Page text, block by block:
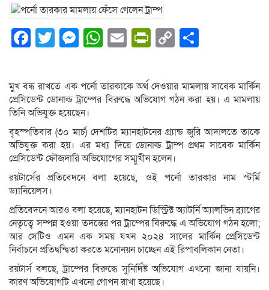
Facebook
Twitter
Messenger
WhatsApp
EmailPrintFriendly
Copy
মুখ বন্ধ রাখতে এক পর্নো তারকাকে অর্থ দেওয়ার মামলায় সাবেক মার্কিন
প্রেসিডেন্ট ডোনাল্ড ট্রাম্পের বিরুদ্ধে অভিযোগ গঠন করা হয়। এ মামলায়
তিনি অভিযুক্ত হয়েছেন।
বৃহস্পতিবার (৩০ মার্চ) দেশটির ম্যানহাটনের গ্র্যান্ড জুরি আদালতে তাকে
অভিযুক্ত করা হয়। এর মধ্য দিয়ে ডোনাল্ড ট্রাম্প প্রথম সাবেক মার্কিন
প্রেসিডেন্ট ফৌজদারি অভিযোগের সম্মুখীন হলেন।
রয়টার্সের প্রতিবেদনে বলা হয়েছে, ওই পর্নো তারকার নাম স্টর্মি
ড্যানিয়েলস।
প্রতিবেদনে আরও বলা হয়েছে, ম্যানহাটন ডিস্ট্রিক্ট অ্যাটর্নি অ্যালভিন ব্র্যাগের
নেতৃত্বে সম্পন্ন হওয়া তদন্তের পর ট্রাম্পের বিরুদ্ধে এ অভিযোগ গঠন হলো;
আর সেটিও এমন এক সময় যখন ২০২৪ সালের মার্কিন প্রেসিডেন্ট
নির্বাচনে প্রতিদ্বন্দ্বিতা করতে মনোনয়ন চাচ্ছেন এই রিপাবলিকান নেতা।
রয়টার্স বলছে, ট্রাম্পের বিরুদ্ধে সুনির্দিষ্ট অভিযোগ এখনো জানা যায়নি।
কারণ অভিযোগটি এখনো গোপন রাখা হয়েছে।